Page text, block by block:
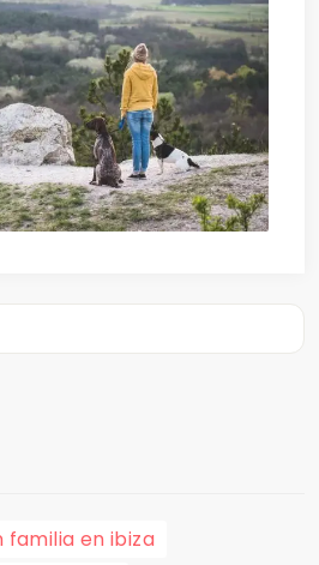
familia en ibiza